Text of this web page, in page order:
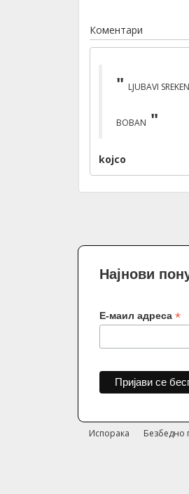
Коментари
LJUBAVI
BOBAN
kojco
Најнови
Е-маил адреса *
Испорака Безбедно